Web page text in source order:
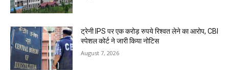
ट्रेनी IPS पर एक करोड़ रुपये रिश्वत लेने का आरोप, CBI
स्पेशल कोर्ट ने जारी किया नोटिस
August 7, 2026